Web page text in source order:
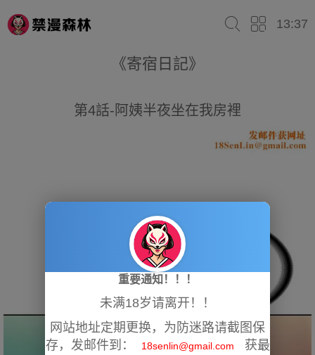
13:37
《寄宿日記》
第4話-阿姨半夜坐在我房裡
重要通知！！！
未满18岁请离开！！
网站地址定期更换，为防迷路请截图保
存，发邮件到：
18senlin@gmail.com
获最